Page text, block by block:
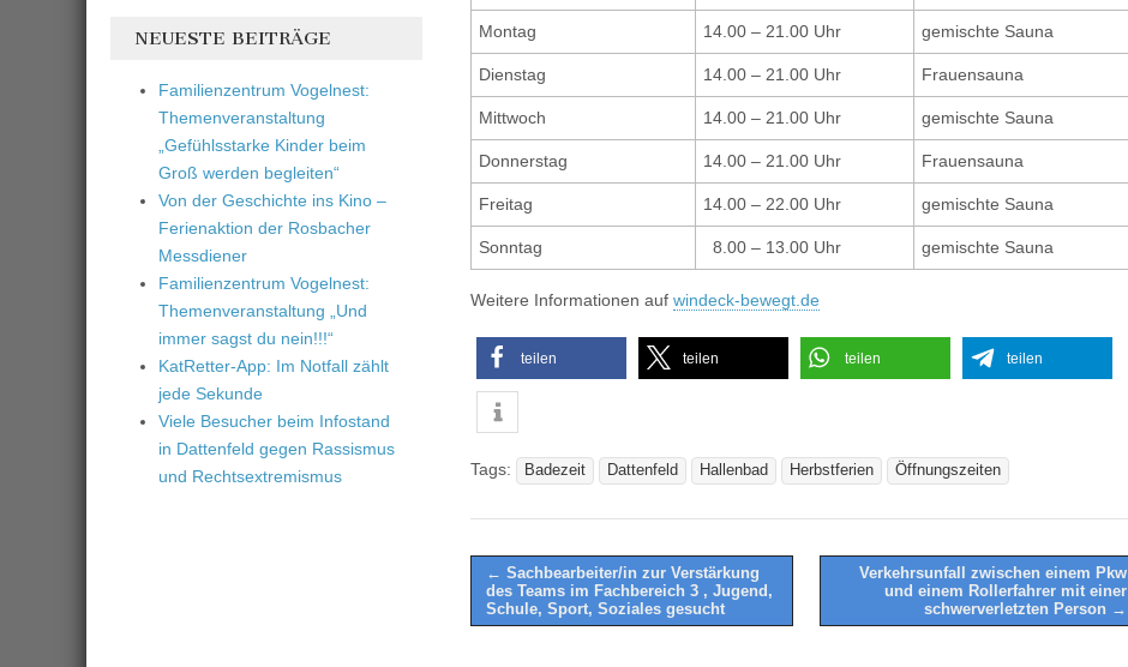
Montag 14.00 – 21.00 Uhr gemischte Sauna
Dienstag 14.00 – 21.00 Uhr Frauensauna
Mittwoch 14.00 – 21.00 Uhr gemischte Sauna
Donnerstag 14.00 – 21.00 Uhr Frauensauna
Freitag 14.00 – 22.00 Uhr gemischte Sauna
Sonntag 8.00 – 13.00 Uhr gemischte Sauna
Weitere Informationen auf windeck-bewegt.de
teilen teilen teilen teilen
Tags: Badezeit Dattenfeld Hallenbad Herbstferien Öffnungszeiten
Post
navigation
← Sachbearbeiter/in zur Verstärkung
des Teams im Fachbereich 3 , Jugend,
Schule, Sport, Soziales gesucht
Verkehrsunfall zwischen einem Pkw
und einem Rollerfahrer mit einer
schwerverletzten Person →
NEUESTE BEITRÄGE
Familienzentrum Vogelnest:
Themenveranstaltung
„Gefühlsstarke Kinder beim
Groß werden begleiten“
Von der Geschichte ins Kino –
Ferienaktion der Rosbacher
Messdiener
Familienzentrum Vogelnest:
Themenveranstaltung „Und
immer sagst du nein!!!“
KatRetter-App: Im Notfall zählt
jede Sekunde
Viele Besucher beim Infostand
in Dattenfeld gegen Rassismus
und Rechtsextremismus